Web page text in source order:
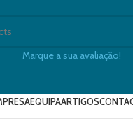
Marque a sua avaliação!
EQUIPAARTIGOS